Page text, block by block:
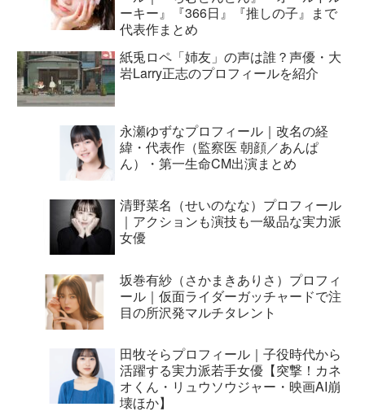
ーキー』『366日』『推しの子』まで
代表作まとめ
紙兎ロペ「姉友」の声は誰？声優・大
岩Larry正志のプロフィールを紹介
永瀬ゆずなプロフィール｜改名の経
緯・代表作（監察医 朝顔／あんぱ
ん）・第一生命CM出演まとめ
清野菜名（せいのなな）プロフィール
｜アクションも演技も一級品な実力派
女優
坂巻有紗（さかまきありさ）プロフィ
ール｜仮面ライダーガッチャードで注
目の所沢発マルチタレント
田牧そらプロフィール｜子役時代から
活躍する実力派若手女優【突撃！カネ
オくん・リュウソウジャー・映画AI崩
壊ほか】